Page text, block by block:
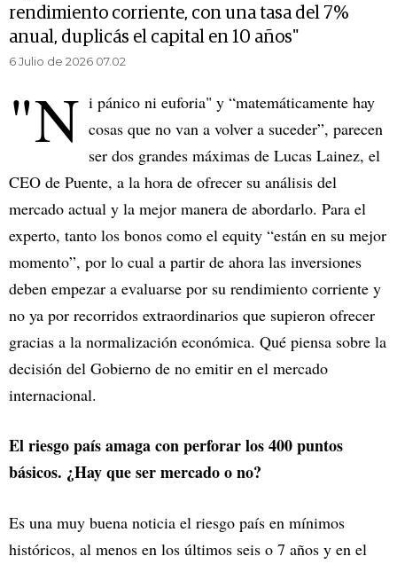
rendimiento corriente, con una tasa del 7%
anual, duplicás el capital en 10 años"
6 Julio de 2026 07.02
"N i pánico ni euforia" y “matemáticamente hay
cosas que no van a volver a suceder”, parecen
ser dos grandes máximas de Lucas Lainez, el
CEO de Puente, a la hora de ofrecer su análisis del
mercado actual y la mejor manera de abordarlo. Para el
experto, tanto los bonos como el equity “están en su mejor
momento”, por lo cual a partir de ahora las inversiones
deben empezar a evaluarse por su rendimiento corriente y
no ya por recorridos extraordinarios que supieron ofrecer
gracias a la normalización económica. Qué piensa sobre la
decisión del Gobierno de no emitir en el mercado
internacional.
El riesgo país amaga con perforar los 400 puntos
básicos. ¿Hay que ser mercado o no?
Es una muy buena noticia el riesgo país en mínimos
históricos, al menos en los últimos seis o 7 años y en el